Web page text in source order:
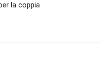
la coppia